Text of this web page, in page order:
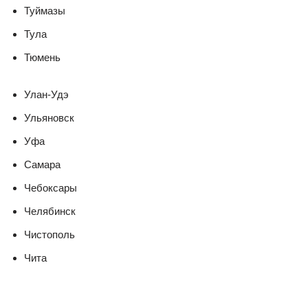
Туймазы
Тула
Тюмень
Улан-Удэ
Ульяновск
Уфа
Самара
Чебоксары
Челябинск
Чистополь
Чита